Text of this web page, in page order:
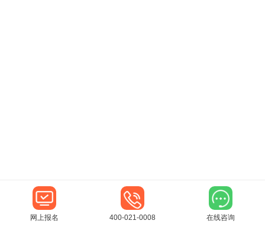
网上报名 400-021-0008 在线咨询